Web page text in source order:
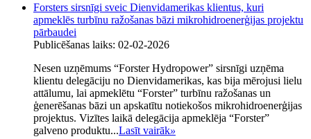
Forsters sirsnīgi sveic Dienvidamerikas klientus, kuri
apmeklēs turbīnu ražošanas bāzi mikrohidroenerģijas projektu
pārbaudei
Publicēšanas laiks: 02-02-2026
Nesen uzņēmums “Forster Hydropower” sirsnīgi uzņēma
klientu delegāciju no Dienvidamerikas, kas bija mērojusi lielu
attālumu, lai apmeklētu “Forster” turbīnu ražošanas un
ģenerēšanas bāzi un apskatītu notiekošos mikrohidroenerģijas
projektus. Vizītes laikā delegācija apmeklēja “Forster”
galveno produktu...Lasīt vairāk»